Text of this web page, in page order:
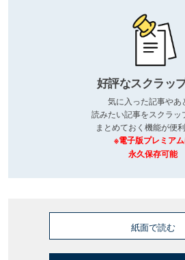
好評なスクラッ
気に入った記事やあ
読みたい記事をスクラッ
まとめておく機能が便利
※電子版プレミア
永久保存可能
紙面で読む